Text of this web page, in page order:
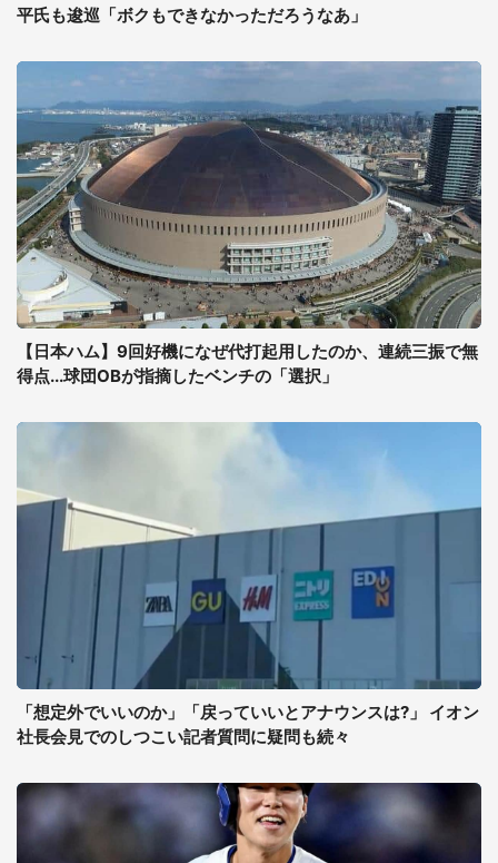
平氏も逡巡「ボクもできなかっただろうなあ」
【日本ハム】9回好機になぜ代打起用したのか、連続三振で無
得点...球団OBが指摘したベンチの「選択」
「想定外でいいのか」「戻っていいとアナウンスは?」 イオン
社長会見でのしつこい記者質問に疑問も続々